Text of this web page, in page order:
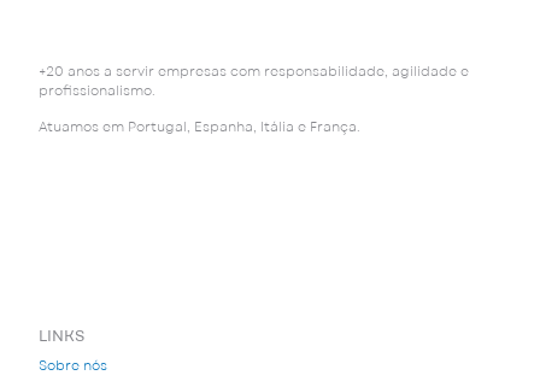
+20 anos a servir empresas com responsabilidade, agilidade e
profissionalismo.
Atuamos em Portugal, Espanha, Itália e França.
LINKS
Sobre nós